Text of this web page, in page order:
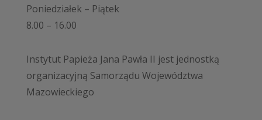
Poniedziałek – Piątek
8.00 – 16.00
Instytut Papieża Jana Pawła II jest jednostką
organizacyjną Samorządu Województwa
Mazowieckiego